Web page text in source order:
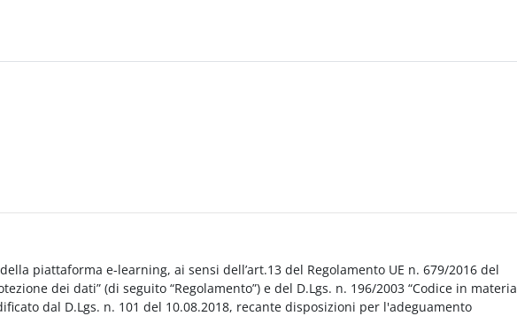
piattaforma e-learning, ai sensi dell’art.13 del Regolamento UE n. 679/2016 del
dei dati” (di seguito “Regolamento”) e del D.Lgs. n. 196/2003 “Codice in materia
dal D.Lgs. n. 101 del 10.08.2018, recante disposizioni per l'adeguamento